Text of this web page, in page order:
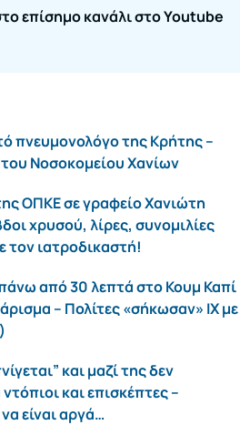
επίσημο κανάλι στο Youtube
πνευμονολόγο της Κρήτης –
Νοσοκομείου Χανίων
ΟΠΚΕ σε γραφείο Χανιώτη
χρυσού, λίρες, συνομιλίες
τον ιατροδικαστή!
από 30 λεπτά στο Κουμ Καπί
– Πολίτες «σήκωσαν» ΙΧ με
και μαζί της δεν
και επισκέπτες –
είναι αργά…